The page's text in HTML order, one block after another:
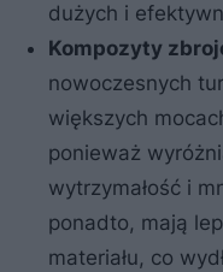
dużych i
Kompozyty
nowoczesnych
większych
ponieważ
wytrzymałość i
ponadto, mają
materiału, co